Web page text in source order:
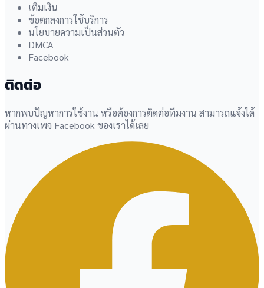
เติมเงิน
ข้อตกลงการใช้บริการ
นโยบายความเป็นส่วนตัว
DMCA
Facebook
ติดต่อ
หากพบปัญหาการใช้งาน หรือต้องการติดต่อทีมงาน สามารถแจ้งได้
ผ่านทางเพจ Facebook ของเราได้เลย